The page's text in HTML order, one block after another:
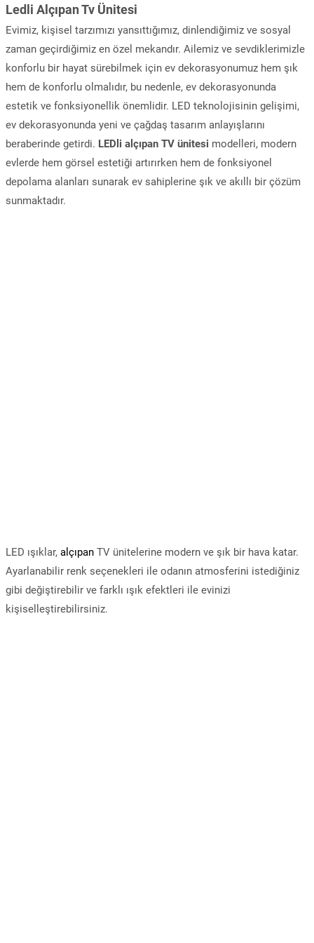
Ledli Alçıpan Tv Ünitesi
Evimiz, kişisel tarzımızı yansıttığımız, dinlendiğimiz ve sosyal
zaman geçirdiğimiz en özel mekandır. Ailemiz ve sevdiklerimizle
konforlu bir hayat sürebilmek için ev dekorasyonumuz hem şık
hem de konforlu olmalıdır, bu nedenle, ev dekorasyonunda
estetik ve fonksiyonellik önemlidir. LED teknolojisinin gelişimi,
ev dekorasyonunda yeni ve çağdaş tasarım anlayışlarını
beraberinde getirdi. LEDli alçıpan TV ünitesi modelleri, modern
evlerde hem görsel estetiği artırırken hem de fonksiyonel
depolama alanları sunarak ev sahiplerine şık ve akıllı bir çözüm
sunmaktadır.
LED ışıklar, alçıpan TV ünitelerine modern ve şık bir hava katar.
Ayarlanabilir renk seçenekleri ile odanın atmosferini istediğiniz
gibi değiştirebilir ve farklı ışık efektleri ile evinizi
kişiselleştirebilirsiniz.